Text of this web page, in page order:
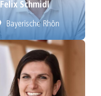
Felix Schmidl
Bayerische Rhön